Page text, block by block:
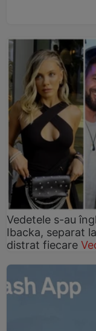
Vedetele s-au
Ibacka, separat
distrat fiecare